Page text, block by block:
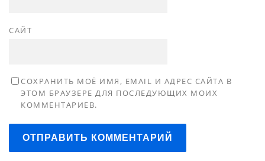
САЙТ
СОХРАНИТЬ МОЁ ИМЯ, EMAIL И АДРЕС САЙТА В
ЭТОМ БРАУЗЕРЕ ДЛЯ ПОСЛЕДУЮЩИХ МОИХ
КОММЕНТАРИЕВ.
ОТПРАВИТЬ КОММЕНТАРИЙ